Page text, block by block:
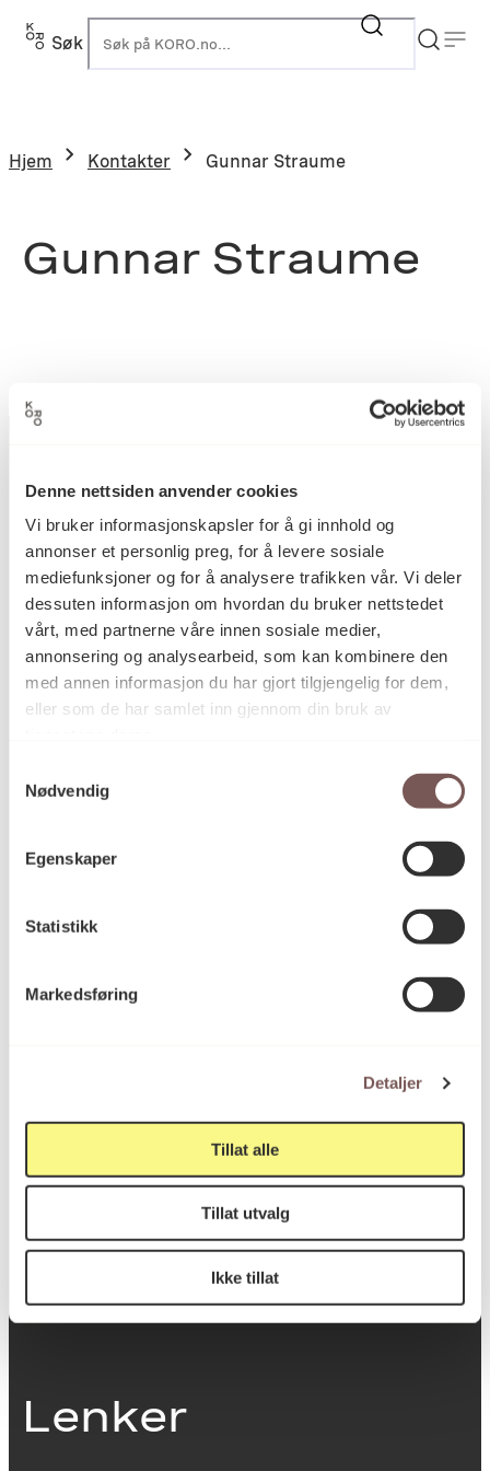
Denne nettsiden anvender cookies
Vi bruker informasjonskapsler for å gi innhold og
annonser et personlig preg, for å levere sosiale
mediefunksjoner og for å analysere trafikken vår. Vi deler
dessuten informasjon om hvordan du bruker nettstedet
vårt, med partnerne våre innen sosiale medier,
annonsering og analysearbeid, som kan kombinere den
med annen informasjon du har gjort tilgjengelig for dem,
eller som de har samlet inn gjennom din bruk av
Nødvendig
Egenskaper
Statistikk
Markedsføring
Detaljer
Tillat alle
Tillat utvalg
Ikke tillat
Søk
Hjem Kontakter Gunnar Straume
Gunnar Straume
Postadresse
Postboks 6994
St. Olavs plass
0130 Oslo
post@koro.no
Besøksadresse
Victoria Terrasse 11
0251 Oslo
Viktig info
Utbetaling og fakturering
Om opphavsrett
Dokumentasjonsskjema
Last ned logo
Lenker